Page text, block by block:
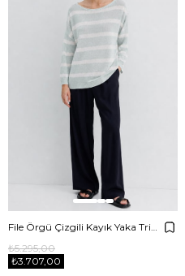
File Örgü Çizgili Kayık Yaka Triko
₺3.707,00
₺5.295,00